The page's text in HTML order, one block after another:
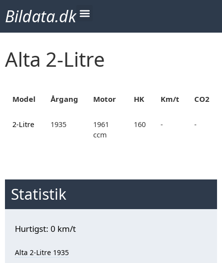
Bildata.dk
Alta 2-Litre
Model Årgang Motor HK Km/t CO2
2-Litre 1935
1961
ccm
160 - -
Statistik
Hurtigst: 0 km/t
Alta 2-Litre 1935